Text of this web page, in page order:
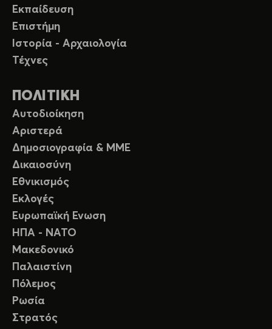
Εκπαίδευση
Επιστήμη
Ιστορία - Αρχαιολογία
Τέχνες
ΠΟΛΙΤΙΚΗ
Αυτοδιοίκηση
Αριστερά
Δημοσιογραφία & ΜΜΕ
Δικαιοσύνη
Εθνικισμός
Εκλογές
Ευρωπαϊκή Ενωση
ΗΠΑ - ΝΑΤΟ
Μακεδονικό
Παλαιστίνη
Πόλεμος
Ρωσία
Στρατός